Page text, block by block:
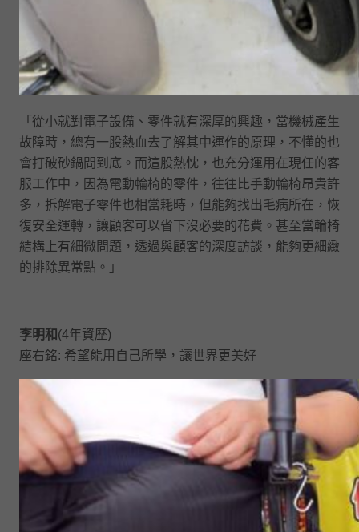
「從小就對電子設備、零件就有深厚的興趣，當機械產生
故障時，總有一股熱血去了解其中運作的原理，不懂的也
會打破砂鍋問到底。而這股熱忱，也充分運用在現任的客
服工作中，因為電動輪椅的零件，往往比手動輪椅昂貴許
多，拆解電子零件也相當耗時，但能夠找出毛病所在，恢
復安全運轉，讓顧客可以省下沒必要的花費。甚至當輪椅
結構上有細微問題，透過與顧客的深度訪談，能夠更細緻
的排除異常點。」
李明和 (4年資歷)
座右銘: 希望能用自己所學，讓世界更美好